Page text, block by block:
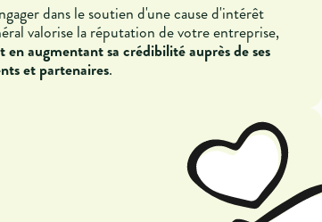
dans le soutien d'une cause d'intérêt
valorise la réputation de votre entreprise,
en augmentant sa crédibilité auprès de ses
et partenaires.